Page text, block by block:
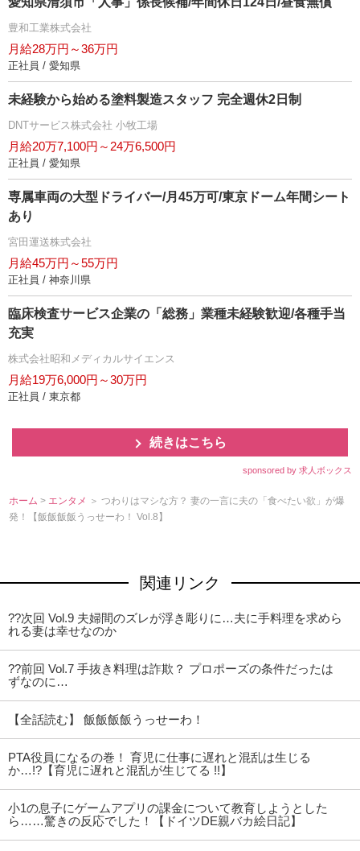
豊和工業株式会社
月給28万円～36万円
正社員 / 愛知県
未経験から始める塗料製造スタッフ 完全週休2日制
DNTサービス株式会社 小牧工場
月給20万7,100円～24万6,500円
正社員 / 愛知県
専属車両の大型ドライバー/月45万可/東京ドーム年間シート
あり
宮田運送株式会社
月給45万円～55万円
正社員 / 神奈川県
臨床検査サービス企業の「総務」業種未経験歓迎/各種手当
充実
株式会社昭和メディカルサイエンス
月給19万6,000円～30万円
正社員 / 東京都
続きはこちら
sponsored by 求人ボックス
ホーム > エンタメ ＞ つわりはマシな方？ 妻の一言に夫の「食べたい欲」が爆
発！【飯飯飯飯うっせーわ！ Vol.8】
関連リンク
??次回 Vol.9 夫婦間のズレが浮き彫りに…夫に手料理を求めら
れる妻は幸せなのか
??前回 Vol.7 手抜き料理は詐欺？ プロポーズの条件だったは
ずなのに…
【全話読む】 飯飯飯飯うっせーわ！
PTA役員になるの巻！ 育児に仕事に遅れと混乱は生じる
か…!?【育児に遅れと混乱が生じてる !!】
小1の息子にゲームアプリの課金について教育しようとした
ら……驚きの反応でした！【ドイツDE親バカ絵日記】